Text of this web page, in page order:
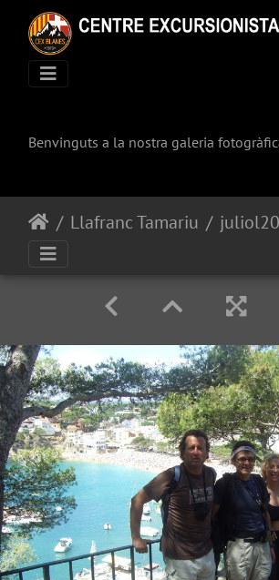
Benvinguts a la nostra galeria
Llafranc Tamariu